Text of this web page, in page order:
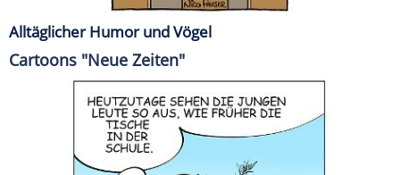
Alltäglicher Humor und Vögel
Cartoons "Neue Zeiten"